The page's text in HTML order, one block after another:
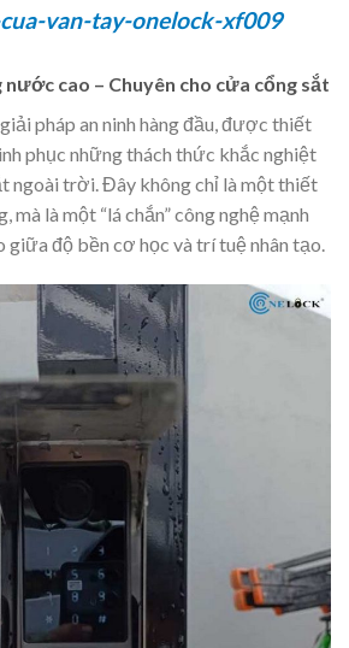
van-tay-onelock-xf009
cao – Chuyên cho cửa cổng sắt
pháp an ninh hàng đầu, được thiết
phục những thách thức khắc nghiệt
ngoài trời. Đây không chỉ là một thiết
là một “lá chắn” công nghệ mạnh
giữa độ bền cơ học và trí tuệ nhân tạo.